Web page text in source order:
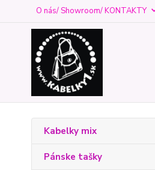
O nás/ Showroom/ KONTAKTY
Kabelky mix
Pánske tašky